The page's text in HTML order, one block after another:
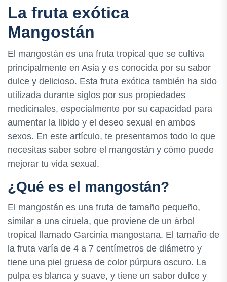
La fruta exótica
Mangostán
El mangostán es una fruta tropical que se cultiva
principalmente en Asia y es conocida por su sabor
dulce y delicioso. Esta fruta exótica también ha sido
utilizada durante siglos por sus propiedades
medicinales, especialmente por su capacidad para
aumentar la libido y el deseo sexual en ambos
sexos. En este artículo, te presentamos todo lo que
necesitas saber sobre el mangostán y cómo puede
mejorar tu vida sexual.
¿Qué es el mangostán?
El mangostán es una fruta de tamaño pequeño,
similar a una ciruela, que proviene de un árbol
tropical llamado Garcinia mangostana. El tamaño de
la fruta varía de 4 a 7 centímetros de diámetro y
tiene una piel gruesa de color púrpura oscuro. La
pulpa es blanca y suave, y tiene un sabor dulce y